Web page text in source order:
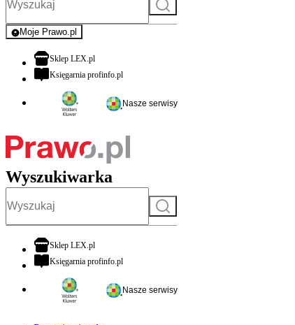
Moje Prawo.pl
- rejestracja i logowanie do serwisu
Sklep LEX.plotwiera się w nowej karcie
Księgarnia profinfo.plotwiera się w nowej karcie
Nasze serwisy
Wyszukiwarka
Szukaj
Sklep LEX.plotwiera się w nowej karcie
Księgarnia profinfo.plotwiera się w nowej karcie
Nasze serwisy